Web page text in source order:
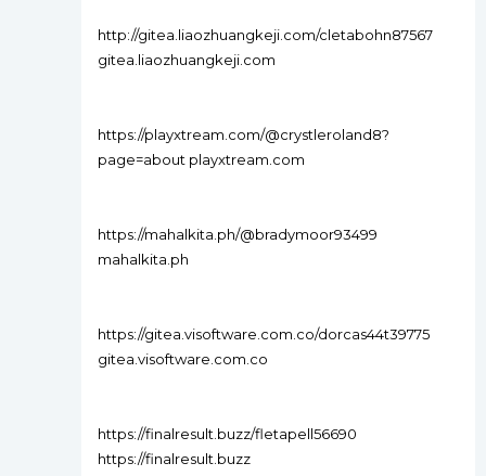
http://gitea.liaozhuangkeji.com/cletabohn87567
gitea.liaozhuangkeji.com
https://playxtream.com/@crystleroland8?
page=about playxtream.com
https://mahalkita.ph/@bradymoor93499
mahalkita.ph
https://gitea.visoftware.com.co/dorcas44t39775
gitea.visoftware.com.co
https://finalresult.buzz/fletapell56690
https://finalresult.buzz